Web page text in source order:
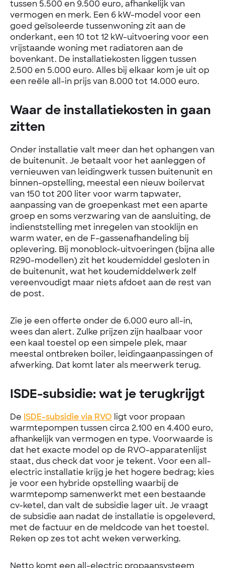
tussen 5.500 en 9.500 euro, afhankelijk van
vermogen en merk. Een 6 kW-model voor een
goed geïsoleerde tussenwoning zit aan de
onderkant, een 10 tot 12 kW-uitvoering voor een
vrijstaande woning met radiatoren aan de
bovenkant. De installatiekosten liggen tussen
2.500 en 5.000 euro. Alles bij elkaar kom je uit op
een reële all-in prijs van 8.000 tot 14.000 euro.
Waar de installatiekosten in gaan
zitten
Onder installatie valt meer dan het ophangen van
de buitenunit. Je betaalt voor het aanleggen of
vernieuwen van leidingwerk tussen buitenunit en
binnen-opstelling, meestal een nieuw boilervat
van 150 tot 200 liter voor warm tapwater,
aanpassing van de groepenkast met een aparte
groep en soms verzwaring van de aansluiting, de
indienststelling met inregelen van stooklijn en
warm water, en de F-gassenafhandeling bij
oplevering. Bij monoblock-uitvoeringen (bijna alle
R290-modellen) zit het koudemiddel gesloten in
de buitenunit, wat het koudemiddelwerk zelf
vereenvoudigt maar niets afdoet aan de rest van
de post.
Zie je een offerte onder de 6.000 euro all-in,
wees dan alert. Zulke prijzen zijn haalbaar voor
een kaal toestel op een simpele plek, maar
meestal ontbreken boiler, leidingaanpassingen of
afwerking. Dat komt later als meerwerk terug.
ISDE-subsidie: wat je terugkrijgt
De ISDE-subsidie via RVO ligt voor propaan
warmtepompen tussen circa 2.100 en 4.400 euro,
afhankelijk van vermogen en type. Voorwaarde is
dat het exacte model op de RVO-apparatenlijst
staat, dus check dat voor je tekent. Voor een all-
electric installatie krijg je het hogere bedrag; kies
je voor een hybride opstelling waarbij de
warmtepomp samenwerkt met een bestaande
cv-ketel, dan valt de subsidie lager uit. Je vraagt
de subsidie aan nadat de installatie is opgeleverd,
met de factuur en de meldcode van het toestel.
Reken op zes tot acht weken verwerking.
Netto komt een all-electric propaansysteem